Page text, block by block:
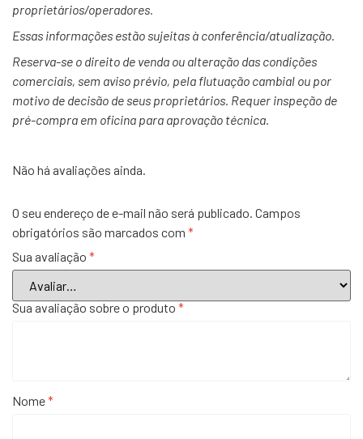
proprietários/operadores.
Essas informações estão sujeitas à conferência/atualização.
Reserva-se o direito de venda ou alteração das condições
comerciais, sem aviso prévio, pela flutuação cambial ou por
motivo de decisão de seus proprietários. Requer inspeção de
pré-compra em oficina para aprovação técnica.
Não há avaliações ainda.
O seu endereço de e-mail não será publicado. Campos
obrigatórios são marcados com *
Sua avaliação *
Sua avaliação sobre o produto *
Nome*